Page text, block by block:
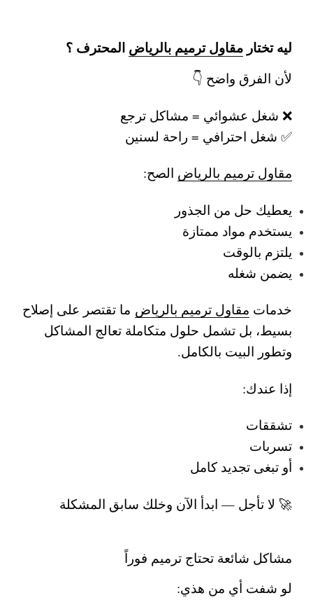
ليه تختار مقاول ترميم بالرياض المحترف ؟
لأن الفرق واضح 👇
❌ شغل عشوائي = مشاكل ترجع
✅ شغل احترافي = راحة لسنين
مقاول ترميم بالرياض الصح:
يعطيك حل من الجذور
يستخدم مواد ممتازة
يلتزم بالوقت
يضمن شغله
خدمات مقاول ترميم بالرياض ما تقتصر على إصلاح
بسيط، بل تشمل حلول متكاملة تعالج المشاكل
وتطور البيت بالكامل.
إذا عندك:
تشققات
تسربات
أو تبغى تجديد كامل
🚀 لا تأجل — ابدأ الآن وخلك سابق المشكلة
مشاكل شائعة تحتاج ترميم فوراً
لو شفت أي من هذي: